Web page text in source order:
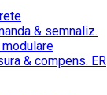
& semnaliz.
modulare
& compens. ER